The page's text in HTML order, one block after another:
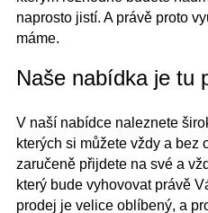
naprosto jistí. A právě proto
máme.
Naše nabídka je tu
V naší nabídce naleznete
kterých si můžete vždy a bez
zaručeně přijdete na své a
který bude vyhovovat právě
prodej je velice oblíbený, a